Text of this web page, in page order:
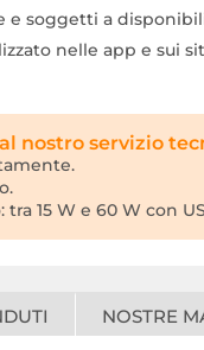
e soggetti a
nelle app e sui
nostro servizio
15 W e 60 W con
NOSTRE